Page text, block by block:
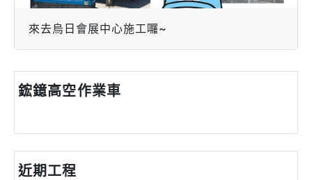
來去烏日會展中心施工囉~
鋐鐿高空作業車
近期工程